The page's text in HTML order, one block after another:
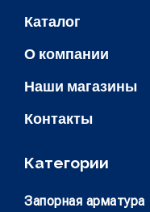
Каталог
О компании
Наши магазины
Контакты
Категории
Запорная арматура